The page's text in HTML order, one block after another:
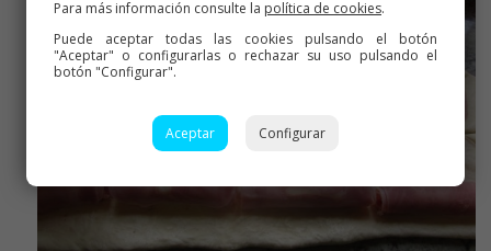
Para más información consulte la política de cookies.
Puede aceptar todas las cookies pulsando el botón
"Aceptar" o configurarlas o rechazar su uso pulsando el
botón "Configurar".
Aceptar Configurar